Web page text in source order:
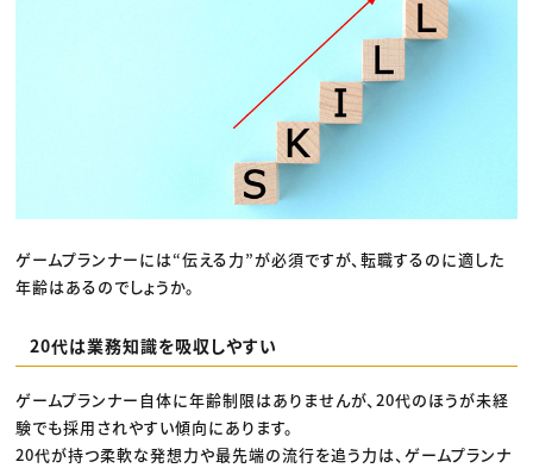
ゲームプランナーには“伝える力”が必須ですが、転職するのに適した
年齢はあるのでしょうか。
20代は業務知識を吸収しやすい
ゲームプランナー自体に年齢制限はありませんが、20代のほうが未経
験でも採用されやすい傾向にあります。
20代が持つ柔軟な発想力や最先端の流行を追う力は、ゲームプランナ